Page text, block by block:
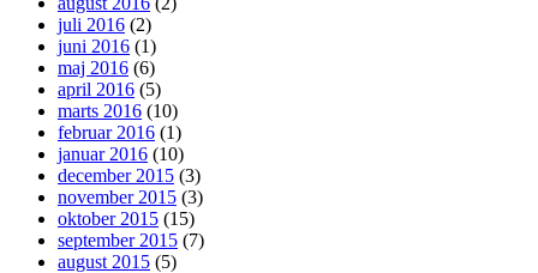
juli 2016 (2)
juni 2016 (1)
maj 2016 (6)
april 2016 (5)
marts 2016 (10)
februar 2016 (1)
januar 2016 (10)
december 2015 (3)
november 2015 (3)
oktober 2015 (15)
september 2015 (7)
august 2015 (5)